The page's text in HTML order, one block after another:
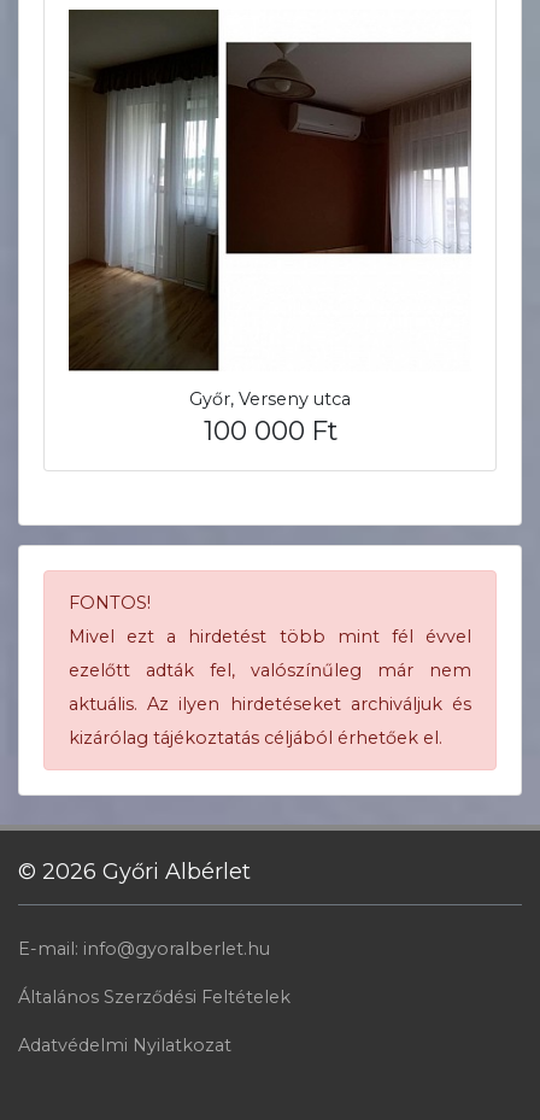
Győr, Verseny utca
100 000 Ft
FONTOS!
Mivel ezt a hirdetést több mint fél évvel
ezelőtt adták fel, valószínűleg már nem
aktuális. Az ilyen hirdetéseket archiváljuk és
kizárólag tájékoztatás céljából érhetőek el.
© 2026 Győri Albérlet
E-mail: info@gyoralberlet.hu
Általános Szerződési Feltételek
Adatvédelmi Nyilatkozat